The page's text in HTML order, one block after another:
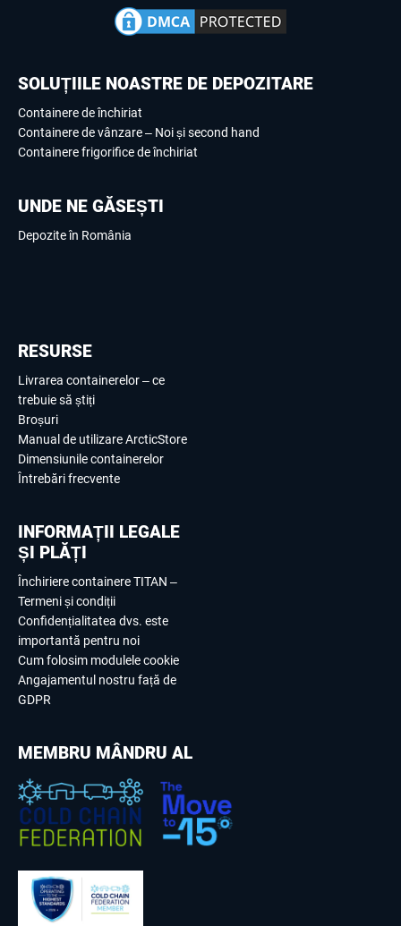
SOLUȚIILE NOASTRE DE DEPOZITARE
Containere de închiriat
Containere de vânzare – Noi și second hand
Containere frigorifice de închiriat
UNDE NE GĂSEȘTI
Depozite în România
RESURSE
Livrarea containerelor – ce
trebuie să știți
Broșuri
Manual de utilizare ArcticStore
Dimensiunile containerelor
Întrebări frecvente
INFORMAȚII LEGALE
ȘI PLĂȚI
Închiriere containere TITAN –
Termeni și condiții
Confidențialitatea dvs. este
importantă pentru noi
Cum folosim modulele cookie
Angajamentul nostru față de
GDPR
MEMBRU MÂNDRU AL